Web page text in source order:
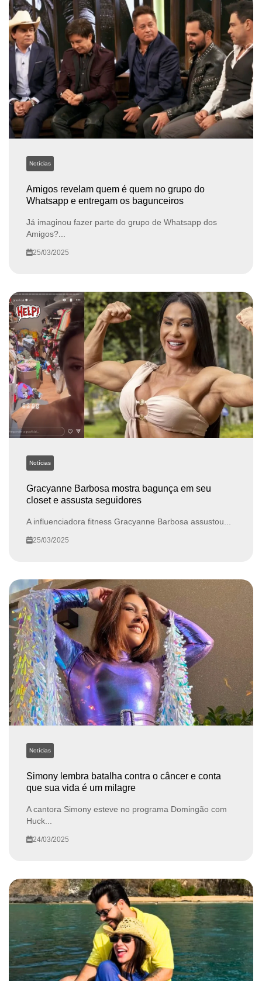
Notícias
Amigos revelam quem é quem no grupo do
Whatsapp e entregam os bagunceiros
Já imaginou fazer parte do grupo de Whatsapp dos
Amigos?...
25/03/2025
Notícias
Gracyanne Barbosa mostra bagunça em seu
closet e assusta seguidores
A influenciadora fitness Gracyanne Barbosa assustou...
25/03/2025
Notícias
Simony lembra batalha contra o câncer e conta
que sua vida é um milagre
A cantora Simony esteve no programa Domingão com
Huck...
24/03/2025